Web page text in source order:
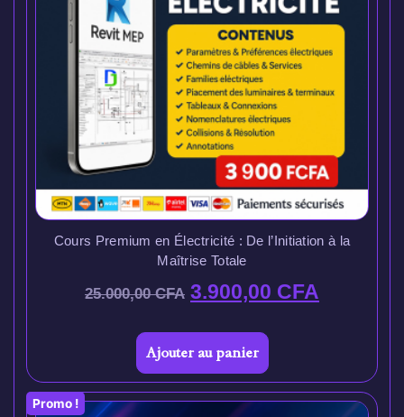
Cours Premium en Électricité : De l’Initiation à la
Maîtrise Totale
25.000,00CFA 3.900,00 CFA
Ajouter au panier
Promo !